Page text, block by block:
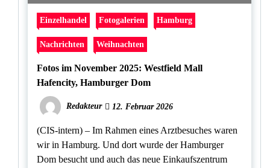
Einzelhandel Fotogalerien Hamburg
Nachrichten Weihnachten
Fotos im November 2025: Westfield Mall
Hafencity, Hamburger Dom
Redakteur 12. Februar 2026
(CIS-intern) – Im Rahmen eines Arztbesuches waren
wir in Hamburg. Und dort wurde der Hamburger
Dom besucht und auch das neue Einkaufszentrum